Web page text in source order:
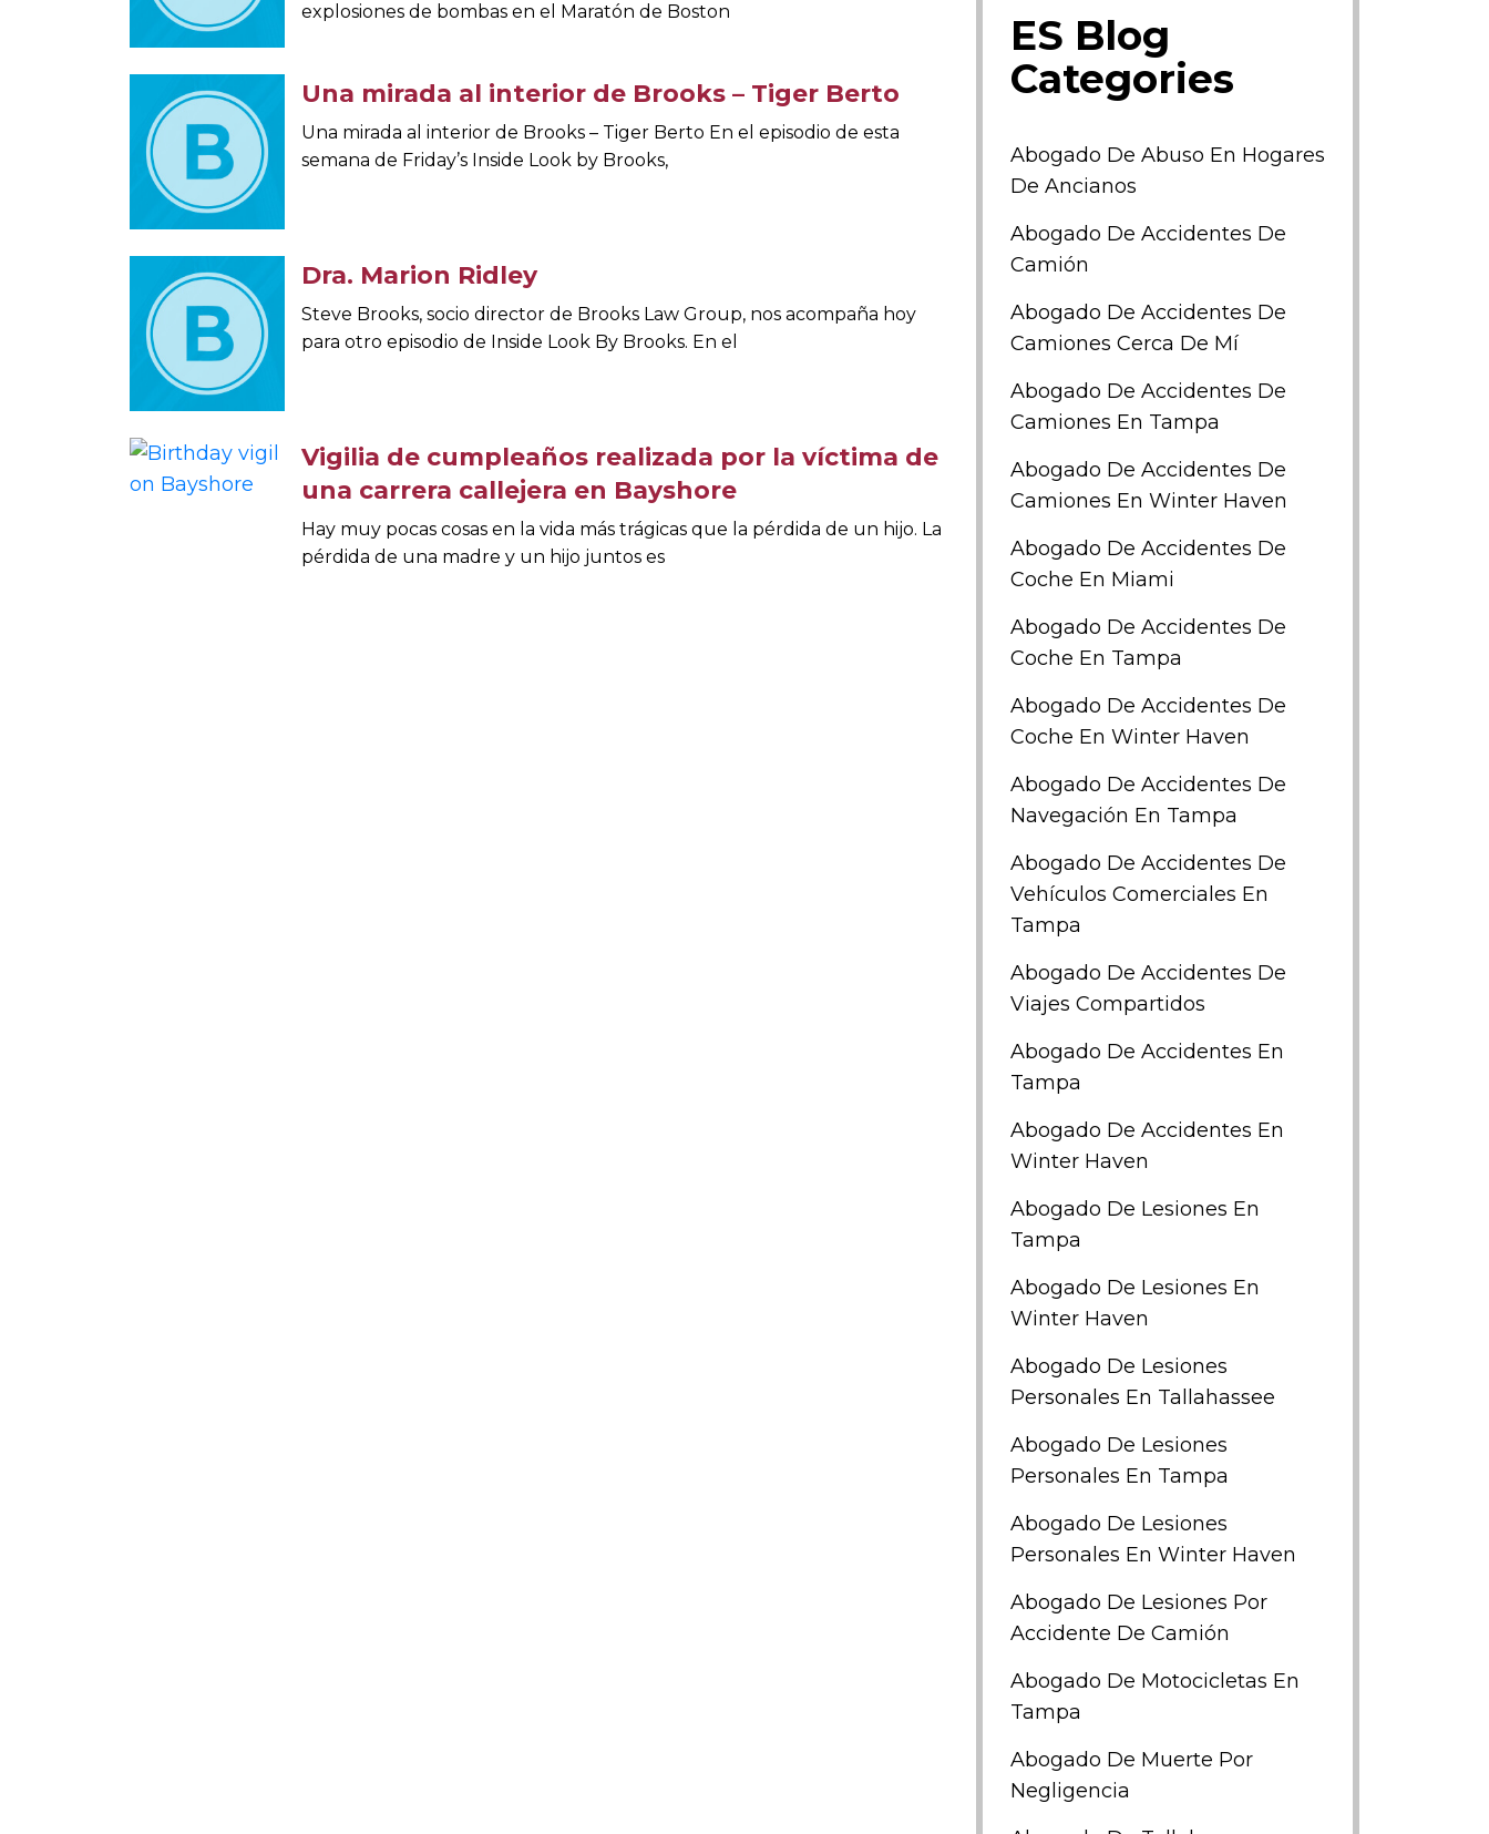
explosiones de bombas en el Maratón de Boston
Una mirada al interior de Brooks – Tiger Berto
Una mirada al interior de Brooks – Tiger Berto En el episodio de esta
semana de Friday’s Inside Look by Brooks,
Dra. Marion Ridley
Steve Brooks, socio director de Brooks Law Group, nos acompaña hoy
para otro episodio de Inside Look By Brooks. En el
Vigilia de cumpleaños realizada por la víctima de
una carrera callejera en Bayshore
Hay muy pocas cosas en la vida más trágicas que la pérdida de un hijo. La
pérdida de una madre y un hijo juntos es
ES Blog
Categories
Abogado De Abuso En Hogares
De Ancianos
Abogado De Accidentes De
Camión
Abogado De Accidentes De
Camiones Cerca De Mí
Abogado De Accidentes De
Camiones En Tampa
Abogado De Accidentes De
Camiones En Winter Haven
Abogado De Accidentes De
Coche En Miami
Abogado De Accidentes De
Coche En Tampa
Abogado De Accidentes De
Coche En Winter Haven
Abogado De Accidentes De
Navegación En Tampa
Abogado De Accidentes De
Vehículos Comerciales En
Tampa
Abogado De Accidentes De
Viajes Compartidos
Abogado De Accidentes En
Tampa
Abogado De Accidentes En
Winter Haven
Abogado De Lesiones En
Tampa
Abogado De Lesiones En
Winter Haven
Abogado De Lesiones
Personales En Tallahassee
Abogado De Lesiones
Personales En Tampa
Abogado De Lesiones
Personales En Winter Haven
Abogado De Lesiones Por
Accidente De Camión
Abogado De Motocicletas En
Tampa
Abogado De Muerte Por
Negligencia